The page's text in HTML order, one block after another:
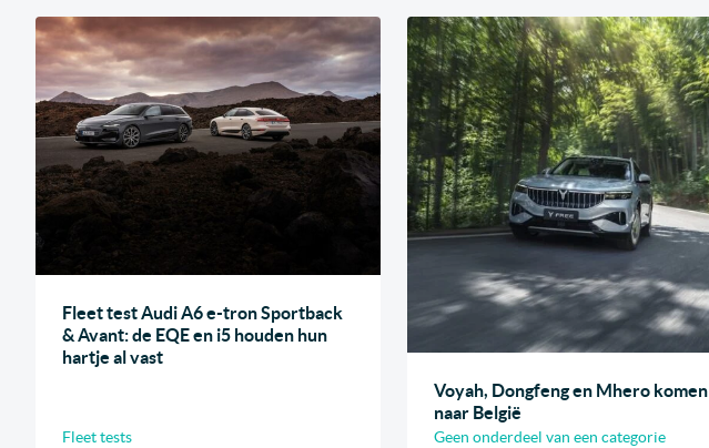
Fleet test Audi A6 e-tron Sportback
& Avant: de EQE en i5 houden hun
hartje al vast
Fleet tests
Voyah, Dongfeng en Mhero komen
naar België
Geen onderdeel van een categorie